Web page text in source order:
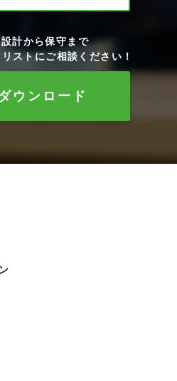
計から保守まで
ストにご相談ください！
ウンロード